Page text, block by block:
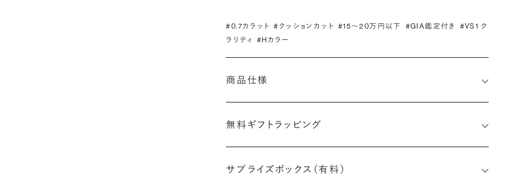
#0.7カラット #クッションカット #15〜20万円以下 #GIA鑑定付き
#VS1 ク
ラリティ #Hカラー
商品仕様
無料ギフトラッピング
サプライズボックス（有料）